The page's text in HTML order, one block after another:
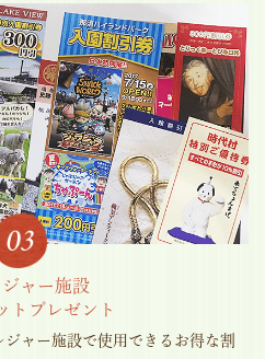
ャー施設
トプレゼント
ャー施設で使用できるお得な割